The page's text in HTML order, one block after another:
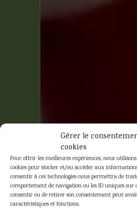
Gérer le
cookies
Pour offrir les meilleures expériences, nous utilisons
cookies pour stocker et/ou accéder aux
consentir à ces technologies nous permettra de
comportement de navigation ou les ID uniques sur
consentir ou de retirer son consentement peut
caractéristiques et fonctions.